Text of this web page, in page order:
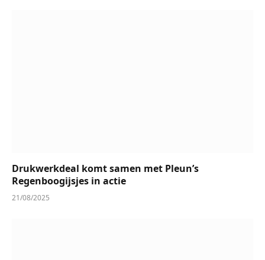
Drukwerkdeal komt samen met Pleun’s
Regenboogijsjes in actie
21/08/2025